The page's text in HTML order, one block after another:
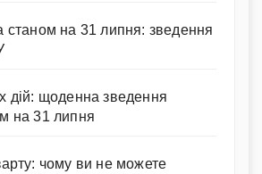
станом на 31 липня: зведення
дій: щоденна зведення
на 31 липня
чому ви не можете